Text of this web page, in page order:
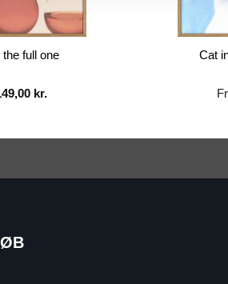
the full one
kr.
Cat